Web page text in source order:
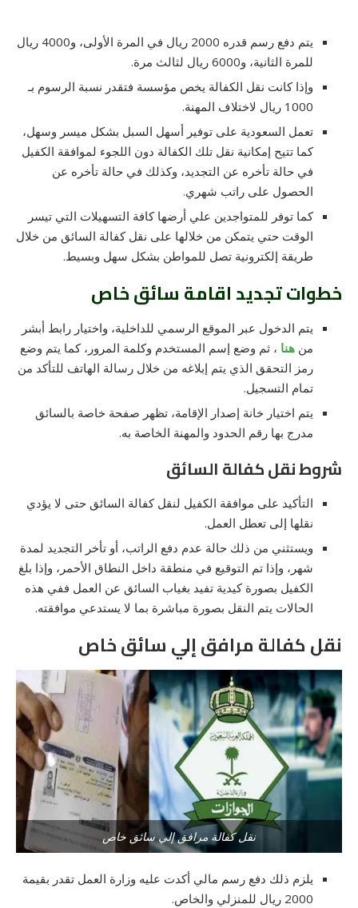
يتم دفع رسم قدره 2000 ريال في المرة الأولى، و4000 ريال
للمرة الثانية، و6000 ريال لثالث مرة.
وإذا كانت نقل الكفالة يخص مؤسسة فتقدر نسبة الرسوم بـ
1000 ريال لاختلاف المهنة.
تعمل السعودية على توفير أسهل السبل بشكل ميسر وسهل،
كما تتيح إمكانية نقل تلك الكفالة دون اللجوء لموافقة الكفيل
في حالة تأخره عن التجديد، وكذلك في حالة تأخره عن
الحصول على راتب شهري.
كما توفر للمتواجدين علي أرضها كافة التسهيلات التي تيسر
الوقت حتي يتمكن من خلالها على نقل كفالة السائق من خلال
طريقة إلكترونية تصل للمواطن بشكل سهل وبسيط.
خطوات تجديد اقامة سائق خاص
يتم الدخول عبر الموقع الرسمي للداخلية، واختيار رابط أبشر
من هنا ، ثم وضع إسم المستخدم وكلمة المرور، كما يتم وضع
رمز التحقق الذي يتم إبلاغه من خلال رسالة الهاتف للتأكد من
تمام التسجيل.
يتم اختيار خانة إصدار الإقامة، تظهر صفحة خاصة بالسائق
مدرج بها رقم الحدود والمهنة الخاصة به.
شروط نقل كفالة السائق
التأكيد على موافقة الكفيل لنقل كفالة السائق حتى لا يؤدي
نقلها إلى تعطل العمل.
ويستثني من ذلك حالة عدم دفع الراتب، أو تأخر التجديد لمدة
شهر، وإذا تم التوقيع في منطقة داخل النطاق الأحمر، وإذا بلغ
الكفيل بصورة كيدية تفيد بغياب السائق عن العمل ففي هذه
الحالات يتم النقل بصورة مباشرة بما لا يستدعي موافقته.
نقل كفالة مرافق إلي سائق خاص
نقل كفالة مرافق إلي سائق خاص
يلزم ذلك دفع رسم مالي أكدت عليه وزارة العمل تقدر بقيمة
2000 ريال للمنزلي والخاص.